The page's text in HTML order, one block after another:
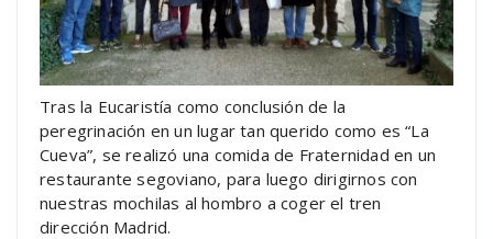
Tras la Eucaristía como conclusión de la
peregrinación en un lugar tan querido como es “La
Cueva”, se realizó una comida de Fraternidad en un
restaurante segoviano, para luego dirigirnos con
nuestras mochilas al hombro a coger el tren
dirección Madrid.